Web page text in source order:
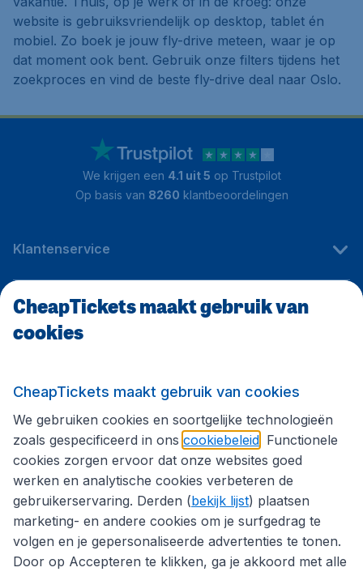
website is gebruiksvriendelijk op desktop, tablet én
mobiel. Zo boek je jouw fly-drive meteen, waar je op
dat moment ook bent. Gebruik onze filters tijdens het
zoekproces en vind de beste fly-drive deal naar Oslo.
We krijgen een 4.1 uit 5 op Trustpilot
Op basis van 8260 klantbeoordelingen
Klantenservice
CheapTickets.be
Volg CheapTickets.be
CheapTickets maakt gebruik van
cookies
CheapTickets maakt gebruik van cookies
We gebruiken cookies en soortgelijke technologieën
zoals gespecificeerd in ons cookiebeleid . Functionele
cookies zorgen ervoor dat onze websites goed
werken en analytische cookies verbeteren de
gebruikerservaring. Derden (bekijk lijst) plaatsen
marketing- en andere cookies om je surfgedrag te
volgen en je gepersonaliseerde advertenties te tonen.
Door op Accepteren te klikken, ga je akkoord met alle